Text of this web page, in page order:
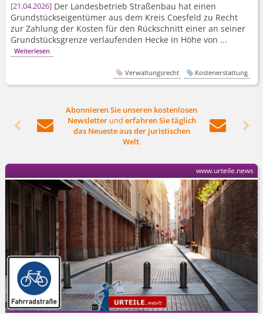
21.04.2026 Der Landesbetrieb Straßenbau hat einen
Grundstücks­eigentümer aus dem Kreis Coesfeld zu Recht
zur Zahlung der Kosten für den Rückschnitt einer an seiner
Grundstücksgrenze verlaufenden Hecke in Höhe von ...
Weiterlesen
Verwaltungsrecht Kostenerstattung
 
Abonnieren Sie unseren kostenlosen
Newsletterund erfahren Sie täglich
das Neueste aus der juristischen
Welt.
 
www.urteile.news